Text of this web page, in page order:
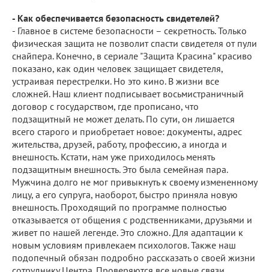
- Как обеспечивается безопасность свидетелей?
- Главное в системе безопасности – секретность. Только
физическая защита не позволит спасти свидетеля от пули
снайпера. Конечно, в сериале "Защита Красина" красиво
показано, как один человек защищает свидетеля,
устраивая перестрелки. Но это кино. В жизни все
сложней. Наш клиент подписывает восьмистраничный
договор с государством, где прописано, что
подзащитный не может делать. По сути, он лишается
всего старого и приобретает новое: документы, адрес
жительства, друзей, работу, профессию, а иногда и
внешность. Кстати, нам уже приходилось менять
подзащитным внешность. Это была семейная пара.
Мужчина долго не мог привыкнуть к своему измененному
лицу, а его супруга, наоборот, быстро приняла новую
внешность. Проходящий по программе полностью
отказывается от общения с родственниками, друзьями и
живет по нашей легенде. Это сложно. Для адаптации к
новым условиям привлекаем психологов. Также наш
подопечный обязан подробно рассказать о своей жизни